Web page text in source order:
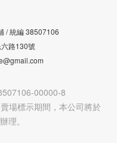
/統編38507106
路130號
00000-8
場標示期間，本公司將於
理。